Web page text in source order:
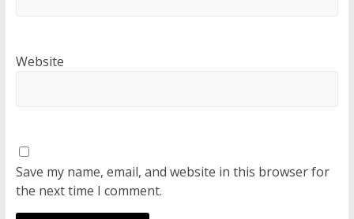
Website
Save my name, email, and website in this browser for
the next time I comment.